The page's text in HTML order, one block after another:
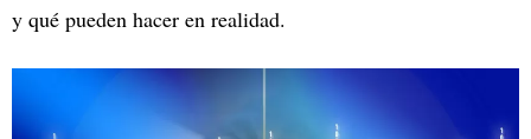
y qué pueden hacer en realidad.